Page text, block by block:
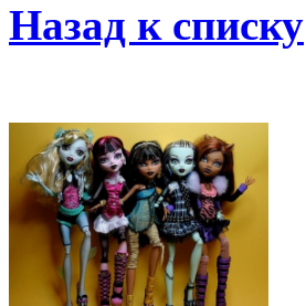
Назад к списку